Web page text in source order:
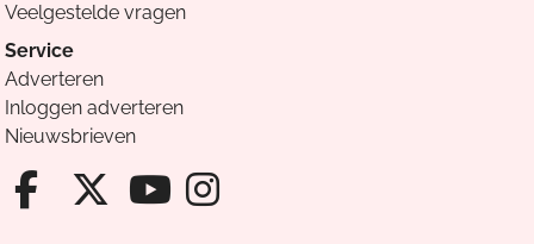
Veelgestelde vragen
Service
Adverteren
Inloggen adverteren
Nieuwsbrieven
Facebook van Cvandaag
X van Cvandaag
Instagram van